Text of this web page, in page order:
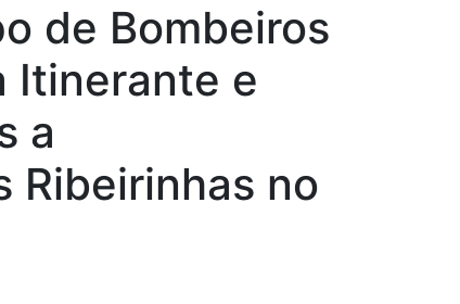
de Bombeiros
Itinerante e
a
Ribeirinhas no